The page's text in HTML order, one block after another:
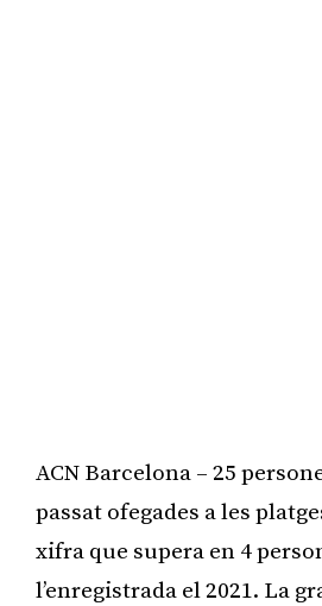
ACN Barcelona – 25
passat ofegades a les
xifra que supera en 4
l’enregistrada el 2021. La